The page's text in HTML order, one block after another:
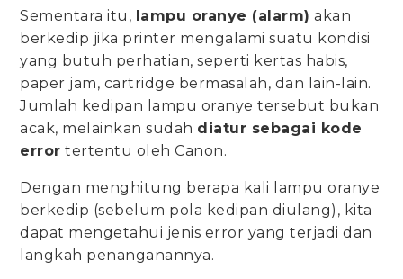
Sementara itu, lampu oranye (alarm) akan
berkedip jika printer mengalami suatu kondisi
yang butuh perhatian, seperti kertas habis,
paper jam, cartridge bermasalah, dan lain-lain.
Jumlah kedipan lampu oranye tersebut bukan
acak, melainkan sudah diatur sebagai kode
error tertentu oleh Canon.
Dengan menghitung berapa kali lampu oranye
berkedip (sebelum pola kedipan diulang), kita
dapat mengetahui jenis error yang terjadi dan
langkah penanganannya.